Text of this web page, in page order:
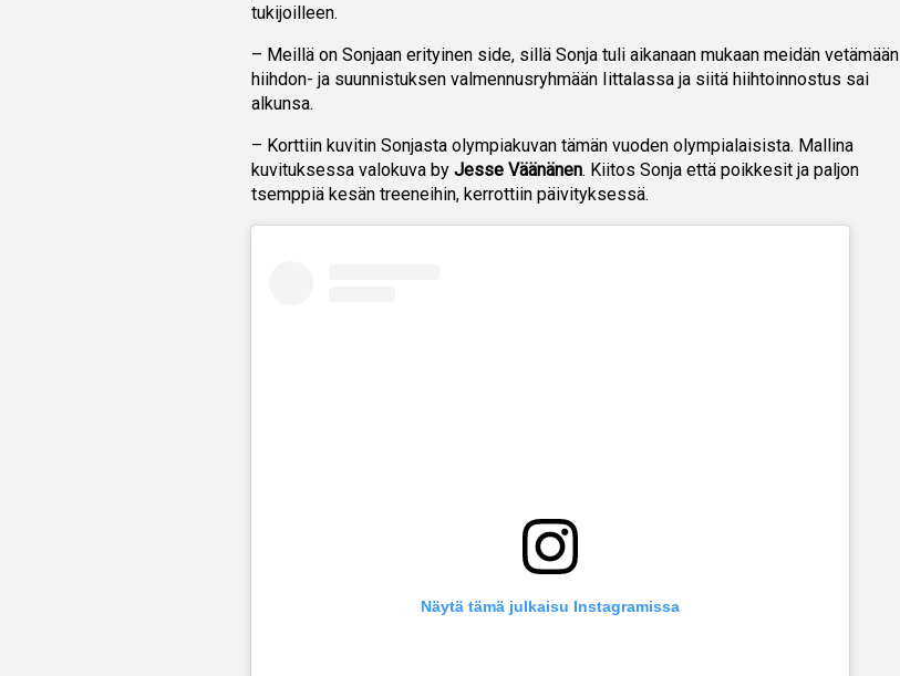
tukijoilleen.
– Meillä on Sonjaan erityinen side, sillä Sonja tuli aikanaan mukaan meidän vetämään
hiihdon- ja suunnistuksen valmennusryhmään Iittalassa ja siitä hiihtoinnostus sai
alkunsa.
– Korttiin kuvitin Sonjasta olympiakuvan tämän vuoden olympialaisista. Mallina
kuvituksessa valokuva byJesse Väänänen. Kiitos Sonja että poikkesit ja paljon
tsemppiä kesän treeneihin, kerrottiin päivityksessä.
Näytä tämä julkaisu Instagramissa